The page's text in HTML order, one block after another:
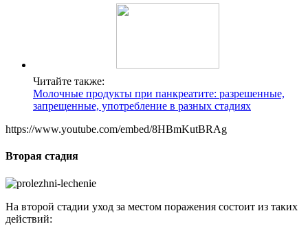
Читайте также:
Молочные продукты при панкреатите: разрешенные,
запрещенные, употребление в разных стадиях
https://www.youtube.com/embed/8HBmKutBRAg
Вторая стадия
На второй стадии уход за местом поражения состоит из таких
действий: